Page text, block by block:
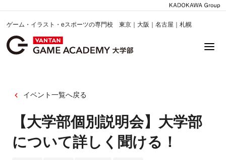
ゲーム・イラスト・eスポーツの専門校 東京｜大阪｜名古屋｜札幌
イベント一覧へ戻る
【大学部個別説明会】大学部
について詳しく聞ける！